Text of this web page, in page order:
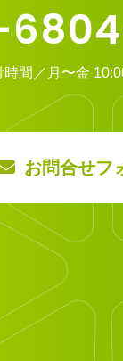
時間／月〜金
お問合せフ